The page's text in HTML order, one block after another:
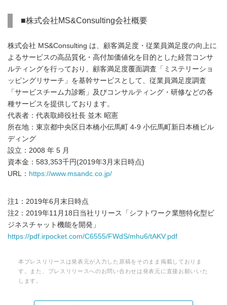
■株式会社MS&Consulting会社概要
株式会社 MS&Consulting は、顧客満足度・従業員満足度の向上に
よるサービスの高品質化・高付加価値化を目的とした経営コンサ
ルティングを行っており、顧客満足度覆面調査「ミステリーショ
ッピングリサーチ」を基幹サービスとして、従業員満足度調査
「サービスチーム力診断」及びコンサルティング・研修などの各
種サービスを提供しております。
代表者：代表取締役社長 並木 昭憲
所在地：東京都中央区日本橋小伝馬町 4-9 小伝馬町新日本橋ビル
ディング
設立：2008 年 5 月
資本金：583,353千円(2019年3月末日時点)
URL： https://www.msandc.co.jp/
注1：2019年6月末日時点
注2：2019年11月18日当社リリース「シフトワーク業態特化型ビ
ジネスチャット機能を開発」
https://pdf.irpocket.com/C6555/FWdS/mhu6/tAKV.pdf
本プレスリリースは発表元が入力した原稿をそのまま掲載しておりま
す。また、プレスリリースへのお問い合わせは発表元に直接お願いいた
します。